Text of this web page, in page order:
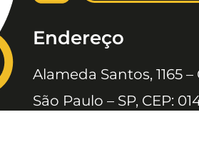
Endereço
Alameda Santos, 1165 –
São Paulo – SP, CEP: